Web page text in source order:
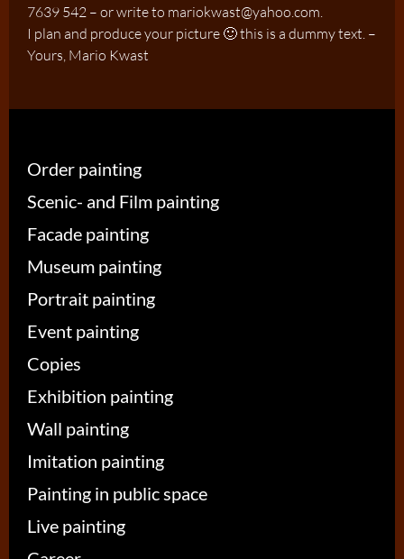
7639 542 – or write to mariokwast@yahoo.com.
I plan and produce your picture 🙂 this is a dummy text. –
Yours, Mario Kwast
Order painting
Scenic- and Film painting
Facade painting
Museum painting
Portrait painting
Event painting
Copies
Exhibition painting
Wall painting
Imitation painting
Painting in public space
Live painting